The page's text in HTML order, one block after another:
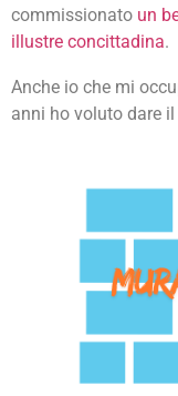
commissionato un
illustre concittadina.
Anche io che mi
anni ho voluto dare